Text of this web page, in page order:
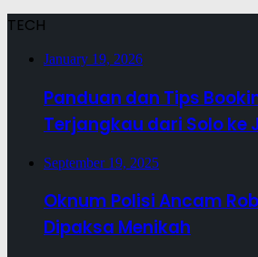
TECH
January 19, 2026
Panduan dan Tips
Terjangkau dari Solo ke
September 19, 2025
Oknum Polisi Ancam
Dipaksa Menikah